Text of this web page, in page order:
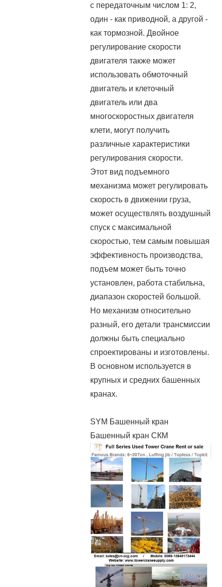
с передаточным числом 1: 2,
один - как приводной, а другой -
как тормозной. Двойное
регулирование скорости
двигателя также может
использовать обмоточный
двигатель и клеточный
двигатель или два
многоскоростных двигателя
клети, могут получить
различные характеристики
регулирования скорости.
Этот вид подъемного
механизма может регулировать
скорость в движении груза,
может осуществлять воздушный
спуск с максимальной
скоростью, тем самым повышая
эффективность производства,
подъем может быть точно
установлен, работа стабильна,
диапазон скоростей большой.
Но механизм относительно
разный, его детали трансмиссии
должны быть специально
спроектированы и изготовлены.
В основном используется в
крупных и средних башенных
кранах.
SYM Башенный кран
Башенный кран СКМ